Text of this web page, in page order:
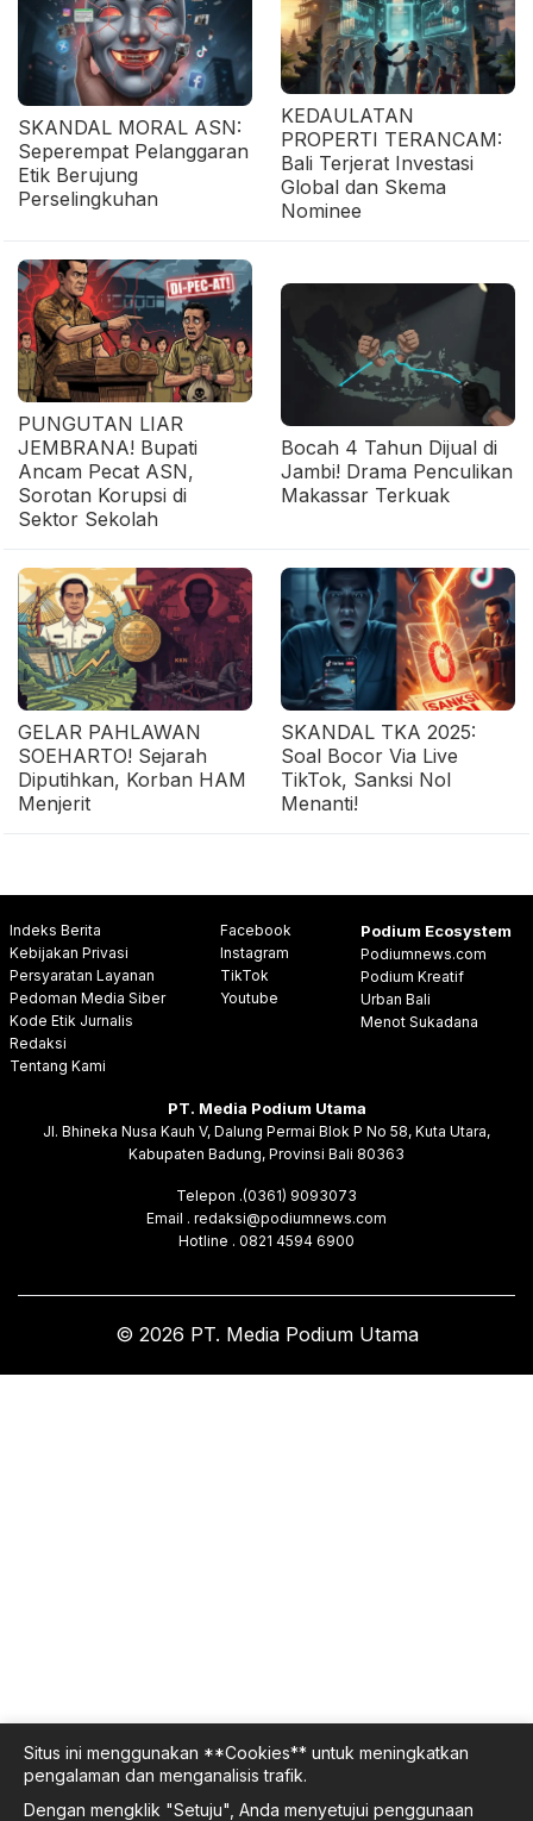
SKANDAL MORAL ASN:
Seperempat Pelanggaran
Etik Berujung
Perselingkuhan
KEDAULATAN
PROPERTI TERANCAM:
Bali Terjerat Investasi
Global dan Skema
Nominee
PUNGUTAN LIAR
JEMBRANA! Bupati
Ancam Pecat ASN,
Sorotan Korupsi di
Sektor Sekolah
Bocah 4 Tahun Dijual di
Jambi! Drama Penculikan
Makassar Terkuak
GELAR PAHLAWAN
SOEHARTO! Sejarah
Diputihkan, Korban HAM
Menjerit
SKANDAL TKA 2025:
Soal Bocor Via Live
TikTok, Sanksi Nol
Menanti!
Indeks Berita
Kebijakan Privasi
Persyaratan Layanan
Pedoman Media Siber
Kode Etik Jurnalis
Redaksi
Tentang Kami
Facebook
Instagram
TikTok
Youtube
Podium Ecosystem
Podiumnews.com
Podium Kreatif
Urban Bali
Menot Sukadana
PT. Media Podium Utama
Jl. Bhineka Nusa Kauh V, Dalung Permai Blok P No 58, Kuta Utara,
Kabupaten Badung, Provinsi Bali 80363
Telepon .(0361) 9093073
Email . redaksi@podiumnews.com
Hotline . 0821 4594 6900
© 2026 PT. Media Podium Utama
Situs ini menggunakan **Cookies** untuk meningkatkan
pengalaman dan menganalisis trafik.
Dengan mengklik "Setuju", Anda menyetujui penggunaan